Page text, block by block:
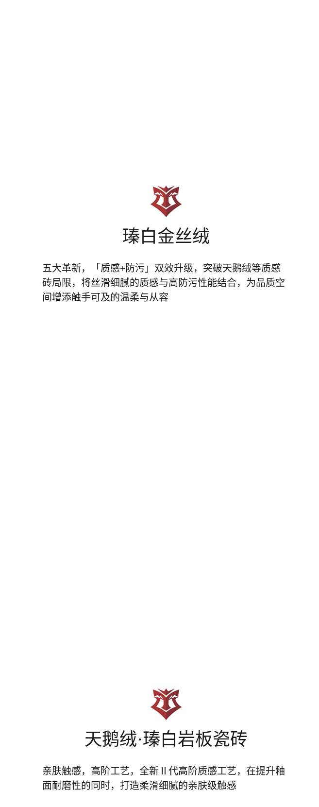
瑧白金丝绒
五大革新，「质感+防污」双效升级，突破天鹅绒等质感
砖局限，将丝滑细腻的质感与高防污性能结合，为品质空
间增添触手可及的温柔与从容
天鹅绒·瑧白岩板瓷砖
亲肤触感，高阶工艺，全新Ⅱ代高阶质感工艺，在提升釉
面耐磨性的同时，打造柔滑细腻的亲肤级触感